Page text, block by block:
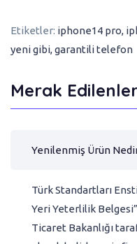
Etiketler: iphone14 pro,
yeni gibi,garantili telefon
Merak
Yenilenmiş Ürün
Türk Standartları
Yeri Yeterlilik
Ticaret Bakanlığı